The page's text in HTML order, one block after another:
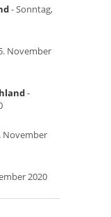
- Sonntag,
November
-
November
2020